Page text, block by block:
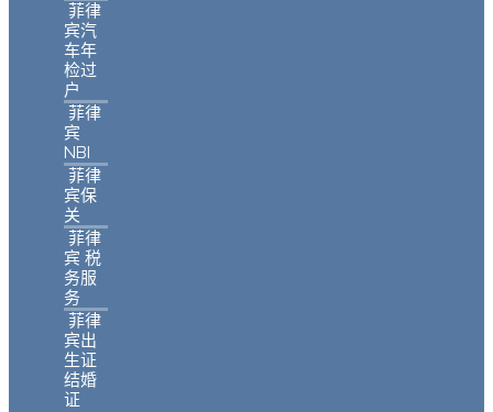
菲律
宾汽
车年
检过
户
菲律
宾
NBI
菲律
宾保
关
菲律
宾 税
务服
务
菲律
宾出
生证
结婚
证